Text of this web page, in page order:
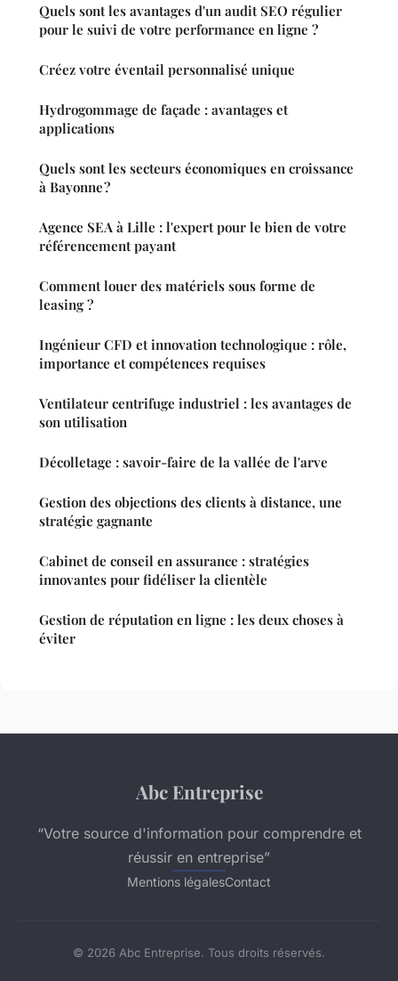
Quels sont les avantages d'un audit SEO régulier
pour le suivi de votre performance en ligne ?
Créez votre éventail personnalisé unique
Hydrogommage de façade : avantages et
applications
Quels sont les secteurs économiques en croissance
à Bayonne ?
Agence SEA à Lille : l'expert pour le bien de votre
référencement payant
Comment louer des matériels sous forme de
leasing ?
Ingénieur CFD et innovation technologique : rôle,
importance et compétences requises
Ventilateur centrifuge industriel : les avantages de
son utilisation
Décolletage : savoir-faire de la vallée de l'arve
Gestion des objections des clients à distance, une
stratégie gagnante
Cabinet de conseil en assurance : stratégies
innovantes pour fidéliser la clientèle
Gestion de réputation en ligne : les deux choses à
éviter
Abc Entreprise
“Votre source d'information pour comprendre et
réussir en entreprise”
Mentions légalesContact
© 2026 Abc Entreprise. Tous droits réservés.